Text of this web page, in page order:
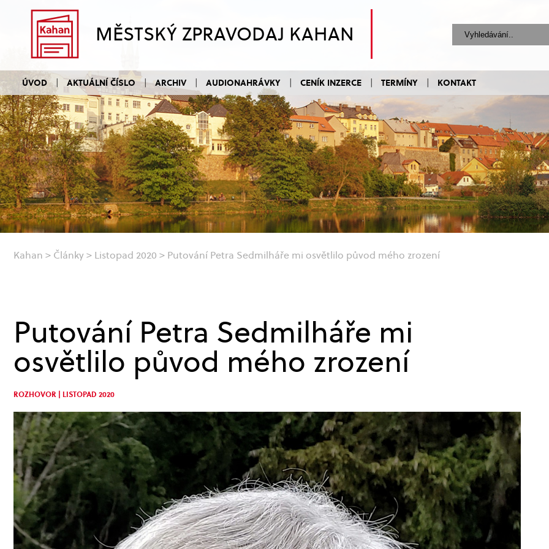
MĚSTSKÝ ZPRAVODAJ KAHAN
ÚVOD AKTUÁLNÍ ČÍSLO ARCHIV AUDIONAHRÁVKY CENÍK INZERCE TERMÍNY KONTAKT
Kahan > Články> Listopad 2020 > Putování Petra Sedmilháře mi osvětlilo původ mého zrození
Putování Petra Sedmilháře mi
osvětlilo původ mého zrození
ROZHOVOR | LISTOPAD 2020